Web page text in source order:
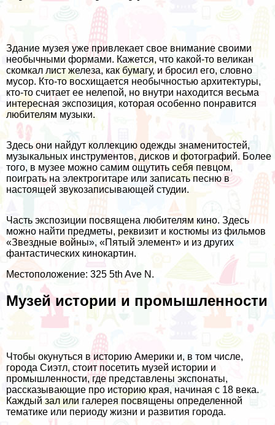
Здание музея уже привлекает свое внимание своими
необычными формами. Кажется, что какой-то великан
скомкал лист железа, как бумагу, и бросил его, словно
мусор. Кто-то восхищается необычностью архитектуры,
кто-то считает ее нелепой, но внутри находится весьма
интересная экспозиция, которая особенно понравится
любителям музыки.
Здесь они найдут коллекцию одежды знаменитостей,
музыкальных инструментов, дисков и фотографий. Более
того, в музее можно самим ощутить себя певцом,
поиграть на электрогитаре или записать песню в
настоящей звукозаписывающей студии.
Часть экспозиции посвящена любителям кино. Здесь
можно найти предметы, реквизит и костюмы из фильмов
«Звездные войны», «Пятый элемент» и из других
фантастических кинокартин.
Местоположение: 325 5th Ave N.
Музей истории и промышленности
Чтобы окунуться в историю Америки и, в том числе,
города Сиэтл, стоит посетить музей истории и
промышленности, где представлены экспонаты,
рассказывающие про историю края, начиная с 18 века.
Каждый зал или галерея посвящены определенной
тематике или периоду жизни и развития города.